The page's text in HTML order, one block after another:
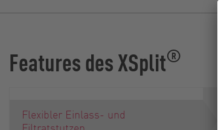
Features des XSplit®
Flexibler Einlass- und